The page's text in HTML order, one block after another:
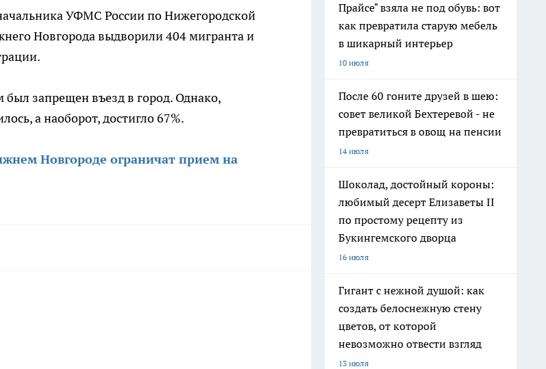
УФМС России по Нижегородской
Новгорода выдворили 404 мигранта и
запрещен въезд в город. Однако,
а наоборот, достигло 67%.
Новгороде ограничат прием на
Прайсе" взяла не под обувь: вот
как превратила старую мебель
в шикарный интерьер
10 июля
После 60 гоните друзей в шею:
совет великой Бехтеревой - не
превратиться в овощ на пенсии
14 июля
Шоколад, достойный короны:
любимый десерт Елизаветы II
по простому рецепту из
Букингемского дворца
16 июля
Гигант с нежной душой: как
создать белоснежную стену
цветов, от которой
невозможно отвести взгляд
13 июля